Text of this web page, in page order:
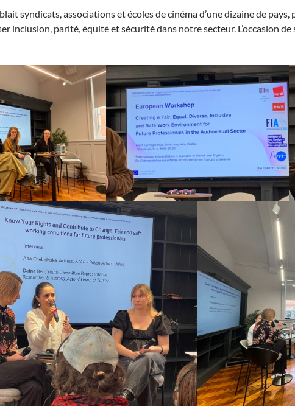
syndicats, associations et écoles de cinéma d’une dizaine de
inclusion, parité, équité et sécurité dans notre secteur. L’occasion de